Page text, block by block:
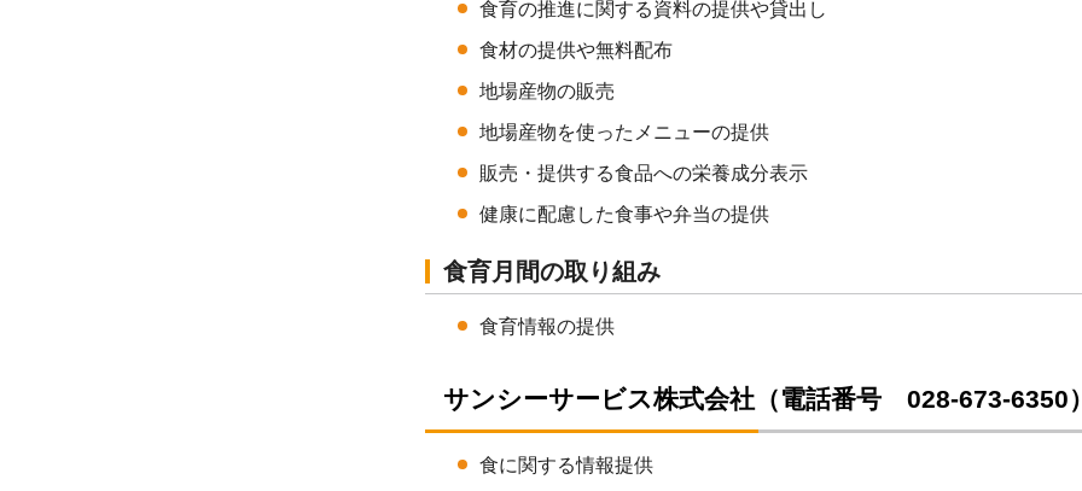
食育の推進に関する資料の提供や貸出し
食材の提供や無料配布
地場産物の販売
地場産物を使ったメニューの提供
販売・提供する食品への栄養成分表示
健康に配慮した食事や弁当の提供
食育月間の取り組み
食育情報の提供
サンシーサービス株式会社（電話番号 028-673-6350
食に関する情報提供